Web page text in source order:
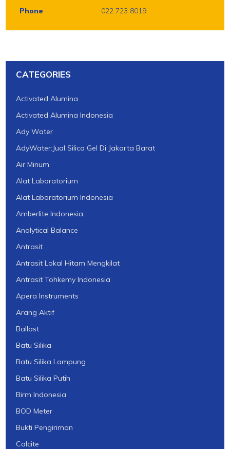
Phone 022 723 8019
CATEGORIES
Activated Alumina
Activated Alumina Indonesia
Ady Water
AdyWater:Jual Silica Gel Di Jakarta Barat
Air Minum
Alat Laboratorium
Alat Laboratorium Indonesia
Amberlite Indonesia
Analytical Balance
Antrasit
Antrasit Lokal Hitam Mengkilat
Antrasit Tohkemy Indonesia
Apera Instruments
Arang Aktif
Ballast
Batu Silika
Batu Silika Lampung
Batu Silika Putih
Birm Indonesia
BOD Meter
Bukti Pengiriman
Calcite